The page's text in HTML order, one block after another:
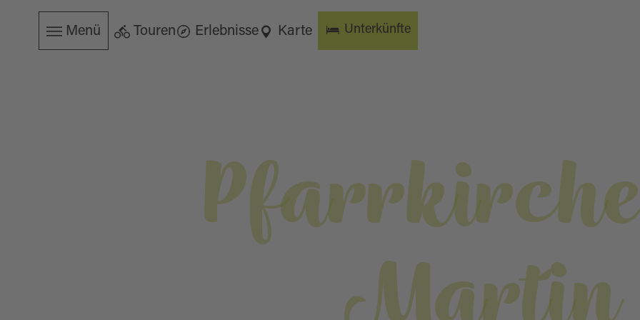
Menü Touren Erlebnisse Karte Unterkünfte
Martin